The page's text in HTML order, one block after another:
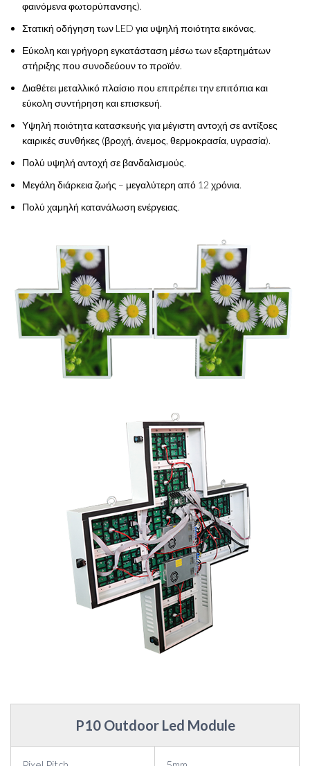
φαινόμενα φωτορύπανσης).
Στατική οδήγηση των LED για υψηλή ποιότητα εικόνας.
Εύκολη και γρήγορη εγκατάσταση μέσω των εξαρτημάτων
στήριξης που συνοδεύουν το προϊόν.
Διαθέτει μεταλλικό πλαίσιο που επιτρέπει την επιτόπια και
εύκολη συντήρηση και επισκευή.
Υψηλή ποιότητα κατασκευής για μέγιστη αντοχή σε αντίξοες
καιρικές συνθήκες (βροχή, άνεμος, θερμοκρασία, υγρασία).
Πολύ υψηλή αντοχή σε βανδαλισμούς.
Μεγάλη διάρκεια ζωής – μεγαλύτερη από 12 χρόνια.
Πολύ χαμηλή κατανάλωση ενέργειας.
P10 Outdoor Led Module